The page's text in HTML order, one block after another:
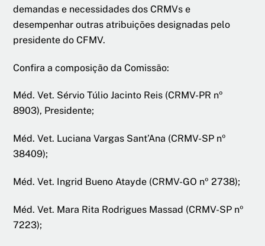
demandas e necessidades dos CRMVs e
desempenhar outras atribuições designadas pelo
presidente do CFMV.
Confira a composição da Comissão:
Méd. Vet. Sérvio Túlio Jacinto Reis (CRMV-PR nº
8903), Presidente;
Méd. Vet. Luciana Vargas Sant’Ana (CRMV-SP nº
38409);
Méd. Vet. Ingrid Bueno Atayde (CRMV-GO nº 2738);
Méd. Vet. Mara Rita Rodrigues Massad (CRMV-SP nº
7223);